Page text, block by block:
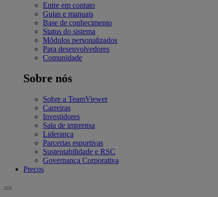
Entre em contato
Guias e manuais
Base de conhecimento
Status do sistema
Módulos personalizados
Para desenvolvedores
Comunidade
Sobre nós
Sobre a TeamViewer
Carreiras
Investidores
Sala de imprensa
Liderança
Parcerias esportivas
Sustentabilidade e RSC
Governança Corporativa
Preços